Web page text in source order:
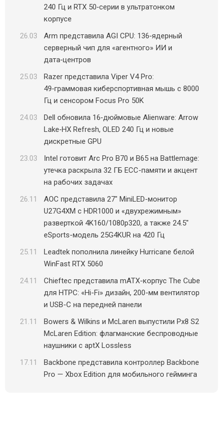
240 Гц и RTX 50‑серии в ультратонком
корпусе
26.03
Arm представила AGI CPU: 136‑ядерный
серверный чип для «агентного» ИИ и
дата‑центров
25.03
Razer представила Viper V4 Pro:
49‑граммовая киберспортивная мышь с 8000
Гц и сенсором Focus Pro 50K
24.03
Dell обновила 16‑дюймовые Alienware: Arrow
Lake‑HX Refresh, OLED 240 Гц и новые
дискретные GPU
23.03
Intel готовит Arc Pro B70 и B65 на Battlemage:
утечка раскрыла 32 ГБ ECC-памяти и акцент
на рабочих задачах
26.11
AOC представила 27″ MiniLED-монитор
U27G4XM с HDR1000 и «двухрежимным»
разверткой 4K160/1080p320, а также 24.5″
eSports-модель 25G4KUR на 420 Гц
25.11
Leadtek пополнила линейку Hurricane белой
WinFast RTX 5060
24.11
Chieftec представила mATX-корпус The Cube
для HTPC: «Hi-Fi» дизайн, 200-мм вентилятор
и USB-C на передней панели
21.11
Bowers & Wilkins и McLaren выпустили Px8 S2
McLaren Edition: флагманские беспроводные
наушники с aptX Lossless
17.11
Backbone представила контроллер Backbone
Pro — Xbox Edition для мобильного гейминга